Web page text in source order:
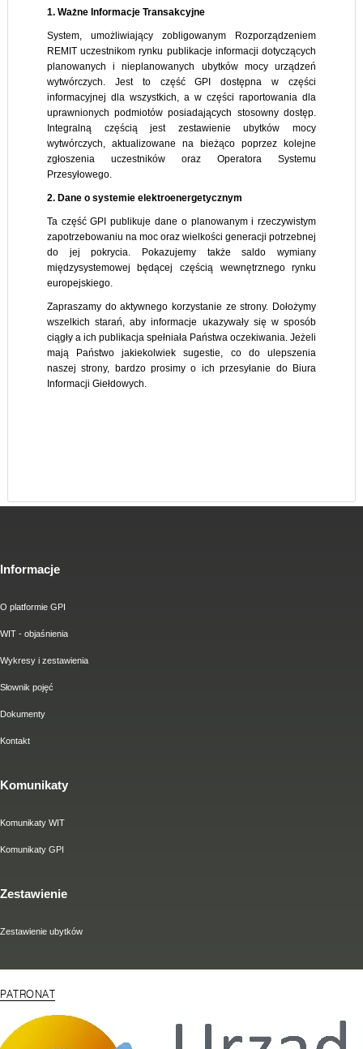
1. Ważne Informacje Transakcyjne
System, umożliwiający zobligowanym Rozporządzeniem
REMIT uczestnikom rynku publikacje informacji dotyczących
planowanych i nieplanowanych ubytków mocy urządzeń
wytwórczych. Jest to część GPI dostępna w części
informacyjnej dla wszystkich, a w części raportowania dla
uprawnionych podmiotów posiadających stosowny dostęp.
Integralną częścią jest zestawienie ubytków mocy
wytwórczych, aktualizowane na bieżąco poprzez kolejne
zgłoszenia uczestników oraz Operatora Systemu
Przesyłowego.
2. Dane o systemie elektroenergetycznym
Ta część GPI publikuje dane o planowanym i rzeczywistym
zapotrzebowaniu na moc oraz wielkości generacji potrzebnej
do jej pokrycia. Pokazujemy także saldo wymiany
międzysystemowej będącej częścią wewnętrznego rynku
europejskiego.
Zapraszamy do aktywnego korzystanie ze strony. Dołożymy
wszelkich starań, aby informacje ukazywały się w sposób
ciągły a ich publikacja spełniała Państwa oczekiwania. Jeżeli
mają Państwo jakiekolwiek sugestie, co do ulepszenia
naszej strony, bardzo prosimy o ich przesyłanie do Biura
Informacji Giełdowych.
Informacje
O platformie GPI
WIT - objaśnienia
Wykresy i zestawienia
Słownik pojęć
Dokumenty
Kontakt
Komunikaty
Komunikaty WIT
Komunikaty GPI
Zestawienie
Zestawienie ubytków
PATRONAT